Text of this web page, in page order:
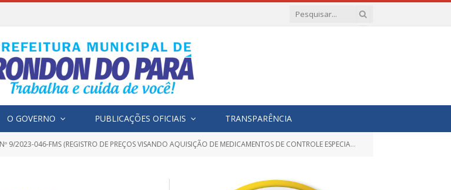
O GOVERNO PUBLICAÇÕES OFICIAIS TRANSPARÊNCIA
DE PREÇOS VISANDO AQUISIÇÃO DE MEDICAMENTOS DE CONTROLE ESPECIAL PARA ATENDER A DEMANDA DO CAPS-CENTRO DE APOIO PSICOSSOCIAL ATRAVÉS DO FUNDO MUNICIPAL DE SAÚDE DE RONDON DO PARÁ)